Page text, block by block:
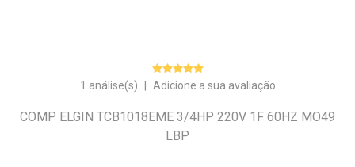
1 análise(s) Adicione a sua avaliação
COMP ELGIN TCB1018EME 3/4HP 220V 1F 60HZ MO49
LBP